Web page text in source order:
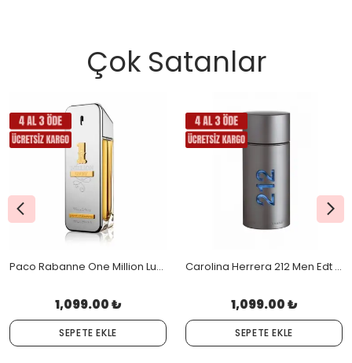
Çok Satanlar
Paco Rabanne One Million Lucky Edt 100 Ml
1,099.00 ₺
SEPETE EKLE
Carolina Herrera 212 Men Edt 100 Ml
1,099.00 ₺
SEPETE EKLE